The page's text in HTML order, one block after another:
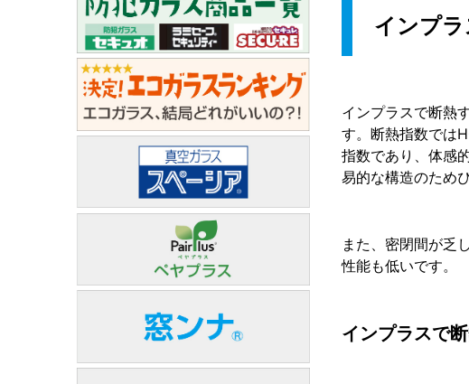
インプ
インプラスで断熱
す。断熱指数では
指数であり、体感
易的な構造のため
また、密閉間が乏
性能も低いです。
インプラスで